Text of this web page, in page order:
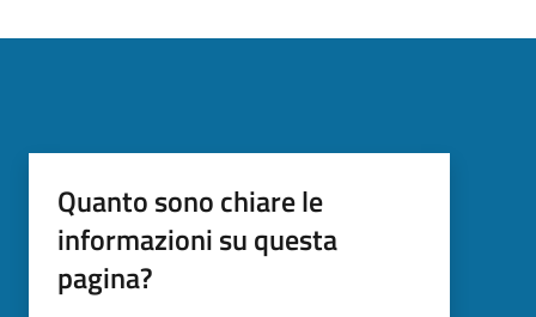
Quanto sono chiare le
informazioni su questa
pagina?